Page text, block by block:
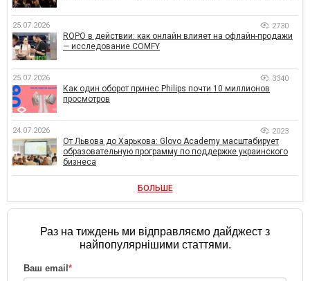
25.07.2026 2730
ROPO в действии: как онлайн влияет на офлайн-продажи
— исследование COMFY
25.07.2026 3340
Как один оборот принес Philips почти 10 миллионов
просмотров
24.07.2026 2023
От Львова до Харькова: Glovo Academy масштабирует
образовательную программу по поддержке украинского
бизнеса
БОЛЬШЕ
Раз на тиждень ми відправляємо дайджест з
найпопулярнішими статтями.
Ваш email *